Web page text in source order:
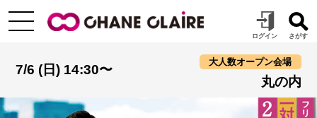
7/6 (日) 14:30〜
大人数オープン会場
丸の内